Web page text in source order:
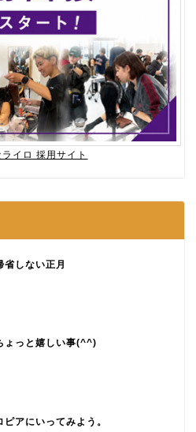
イロ 採用サイト
省しない正月
ょっと嬉しい事(^^)
ピアにいってみよう。